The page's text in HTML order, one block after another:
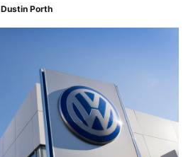
Dustin Porth